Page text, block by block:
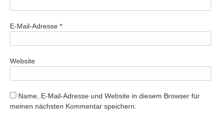
E-Mail-Adresse *
Website
Name, E-Mail-Adresse und Website in diesem Browser für
meinen nächsten Kommentar speichern.